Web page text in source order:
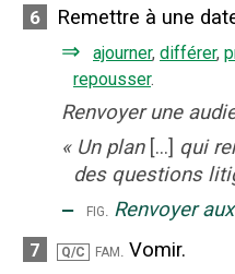
6 Remettre à une
⇒ ajourner, différer,
repousser.
Renvoyer une
« Un plan [...] qui
des questions
‒ fig. Renvoyer aux
7 Q/C fam. Vomir.